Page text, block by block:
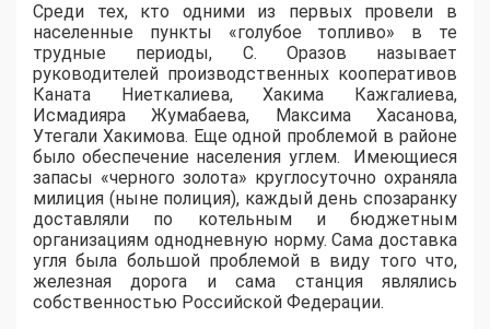
Среди тех, кто одними из первых провели в
населенные пункты «голубое топливо» в те
трудные периоды, С. Оразов называет
руководителей производственных кооперативов
Каната Ниеткалиева, Хакима Кажгалиева,
Исмадияра Жумабаева, Максима Хасанова,
Утегали Хакимова. Еще одной проблемой в районе
было обеспечение населения углем. Имеющиеся
запасы «черного золота» круглосуточно охраняла
милиция (ныне полиция), каждый день спозаранку
доставляли по котельным и бюджетным
организациям однодневную норму. Сама доставка
угля была большой проблемой в виду того что,
железная дорога и сама станция являлись
собственностью Российской Федерации.